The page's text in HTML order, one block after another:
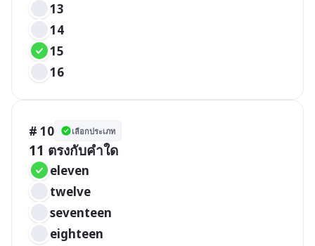
13
14
15
16
# 10 เลือกประเภท
11 ตรงกับคำใด
eleven
twelve
seventeen
eighteen